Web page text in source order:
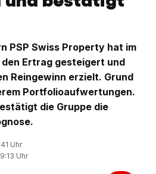
PSP Swiss Property hat im
Ertrag gesteigert und
Reingewinn erzielt. Grund
Portfolioaufwertungen.
die Gruppe die
Uhr
Uhr